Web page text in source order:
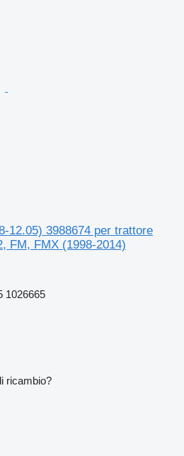
12.05) 3988674 per trattore
FM, FMX (1998-2014)
1026665
ricambio?